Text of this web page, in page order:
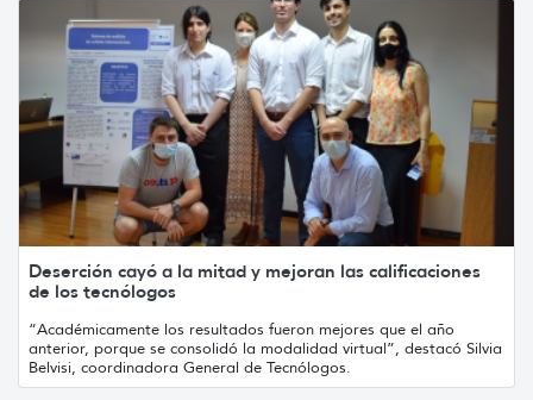
Deserción cayó a la mitad y mejoran las calificaciones
de los tecnólogos
“Académicamente los resultados fueron mejores que el año
anterior, porque se consolidó la modalidad virtual”, destacó Silvia
Belvisi, coordinadora General de Tecnólogos.